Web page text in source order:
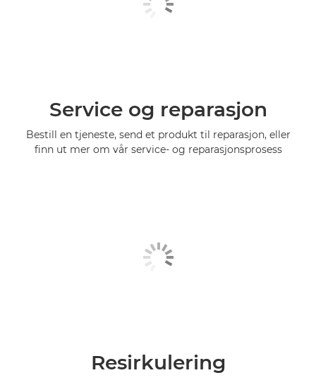
Service og reparasjon
Bestill en tjeneste, send et produkt til reparasjon, eller
finn ut mer om vår service- og reparasjonsprosess
Resirkulering